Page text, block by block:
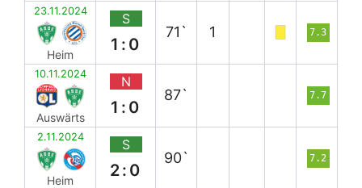
23.11.2024
Heim
S
1:0
71` 1 7.3
10.11.2024
Auswärts
N
1:0
87` 7.7
2.11.2024
Heim
S
2:0
90` 7.2